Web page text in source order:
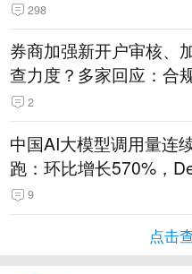
298
券商加强新开户审核、
查力度？多家回应：合
严格 不存在“从严”
2
中国AI大模型调用量连
跑：环比增长570%，
4-Flash正式版登顶！
3、阶跃星辰Step 3.7
9
点击